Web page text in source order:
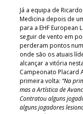
Já a equipa de
Medicina depois de
para a EHF European
seguir de vento em
perderam pontos
onde são os atuais
alcançar a vitória
Campeonato Placard
primeira volta: “Na
mas a Artística de
Contratou alguns
alguns jogadores